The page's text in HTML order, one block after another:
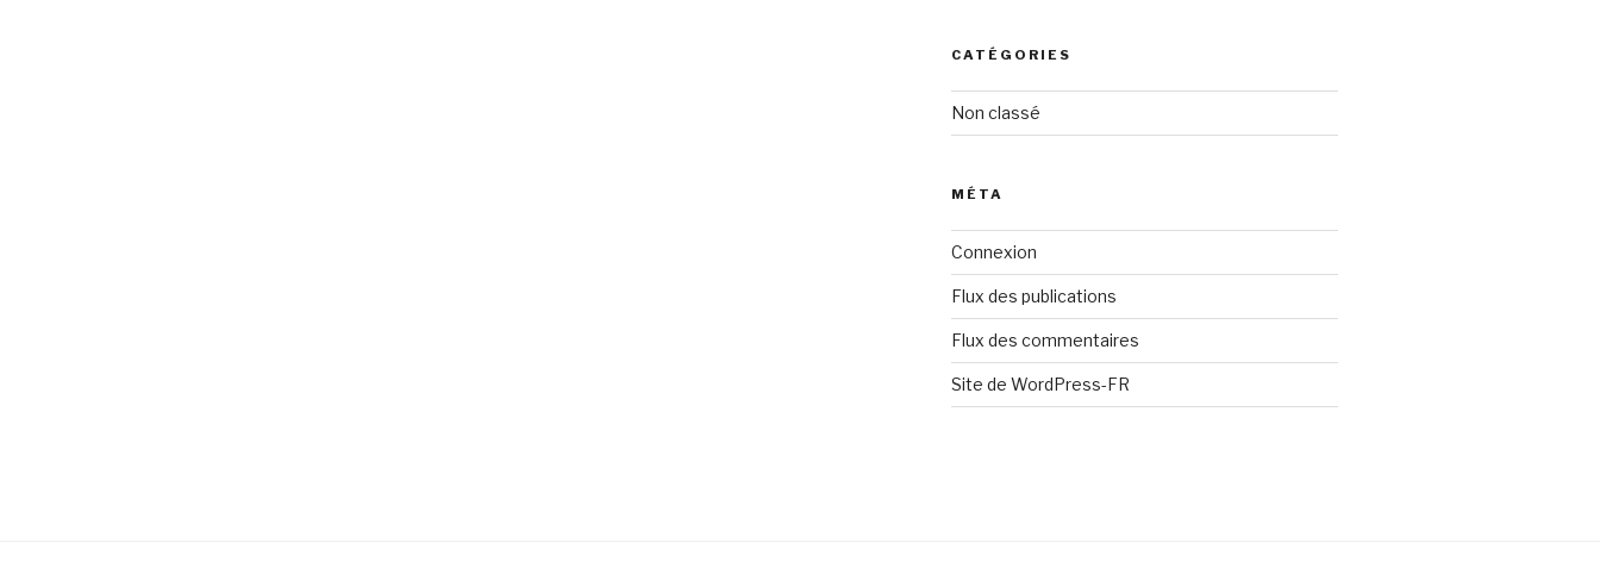
CATÉGORIES
Non classé
MÉTA
Connexion
Flux des publications
Flux des commentaires
Site de WordPress-FR